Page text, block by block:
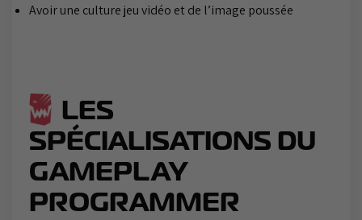
Avoir une culture jeu vidéo et de l’image poussée
LES
SPÉCIALISATIONS DU
GAMEPLAY
PROGRAMMER